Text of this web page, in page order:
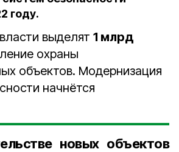
году.
выделят 1 млрд
охраны
объектов. Модернизация
начнётся
новых объектов